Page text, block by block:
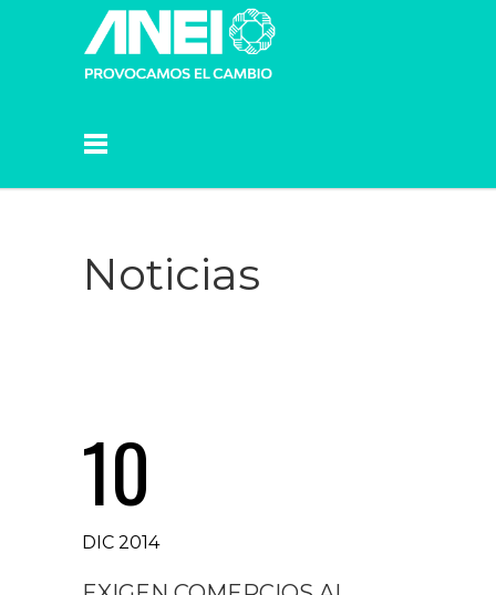
Noticias
10
DIC 2014